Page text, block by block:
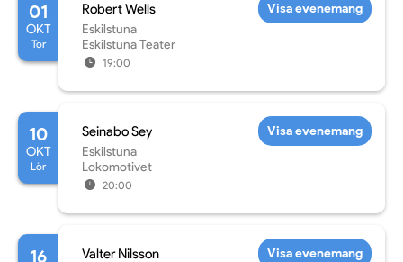
01
OKT
Tor
Robert Wells
Eskilstuna
Eskilstuna Teater
19:00
Visa evenemang
10
OKT
Lör
Seinabo Sey
Eskilstuna
Lokomotivet
20:00
Visa evenemang
16 Valter Nilsson Visa evenemang